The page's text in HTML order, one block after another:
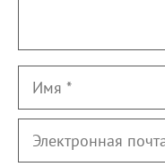
Имя
Электронная